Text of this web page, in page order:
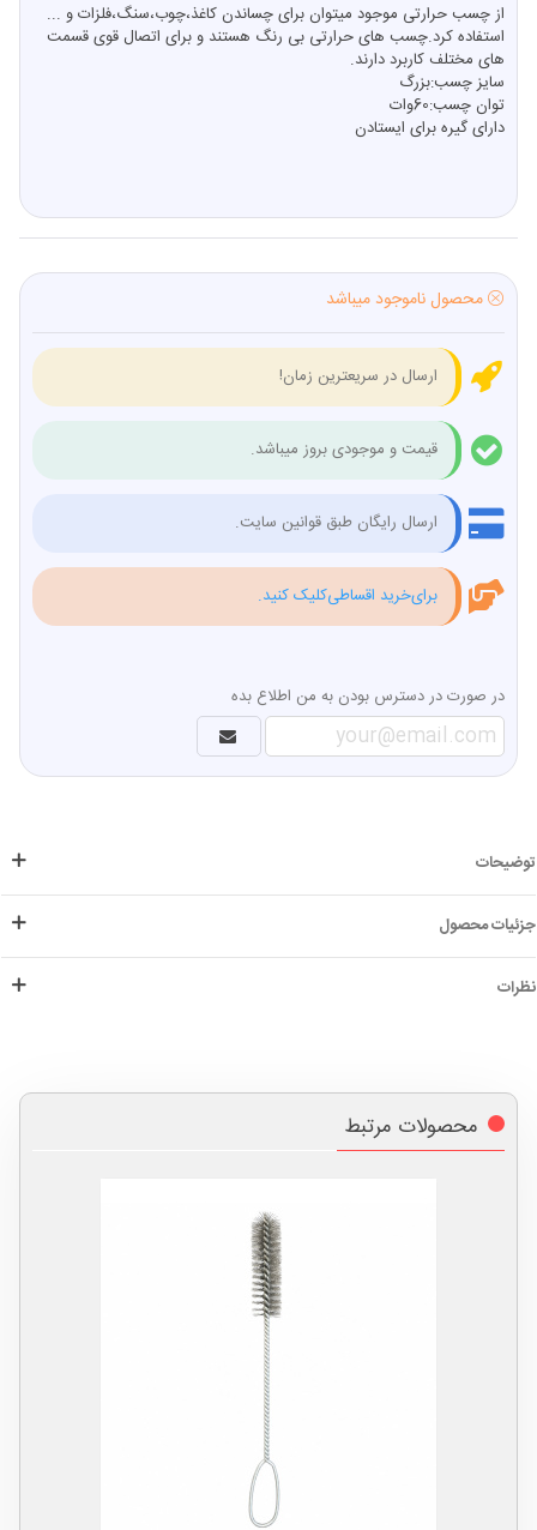
از چسب حرارتی موجود میتوان برای چساندن کاغذ،چوب،سنگ،فلزات و ...
استفاده کرد.چسب های حرارتی بی رنگ هستند و برای اتصال قوی قسمت
های مختلف کاربرد دارند.
سایز چسب:بزرگ
توان چسب:60وات
دارای گیره برای ایستادن
محصول ناموجود میباشد
ارسال در سریعترین زمان!
قیمت و موجودی بروز میباشد.
ارسال رایگان طبق قوانین سایت.
برای‌خرید اقساطی‌کلیک کنید.
در صورت در دسترس بودن به من اطلاع بده
توضیحات
جزئیات محصول
نظرات
محصولات مرتبط